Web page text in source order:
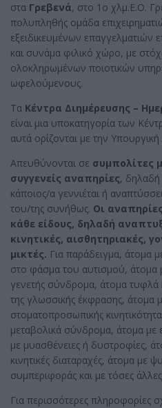
στα Γρεβενά, στο 1ο χλμ.Ε.Ο.
πολυπληθής ομάδα
εξειδικευμένων επαγγελματιών
και συνάμα φιλικό χώρο, με
ολοκληρωμένων ποιοτικών
ωφελούμενους.
Τα Κέντρα Διημέρευσης –
είναι μια υποκατηγορία των
αυτά ορίζονται με την
Απευθύνονται σε συμπολίτες
συγγενείς αναπηρίες, δηλαδή
κάποιος/α γεννιέται ή
του/της συνήθως. Οι
κάθε είδους, δηλαδή
κινητικές, αισθητηριακές,
μικτές. Για παράδειγμα, άτομα
στο φάσμα του αυτισμού,
γενετής σύνδρομα, άτομα
της γλωσσικής έκφρασης, άτομα
στοματοπροσωπικής
μεταβολικά σύνδρομα, άτομα
με μυασθένειες ή δυστροφίες,
κινητικές διαταραχές, άτομα με
συμπεριφοράς και με τόσες
Για περισσότερες πληροφορίες